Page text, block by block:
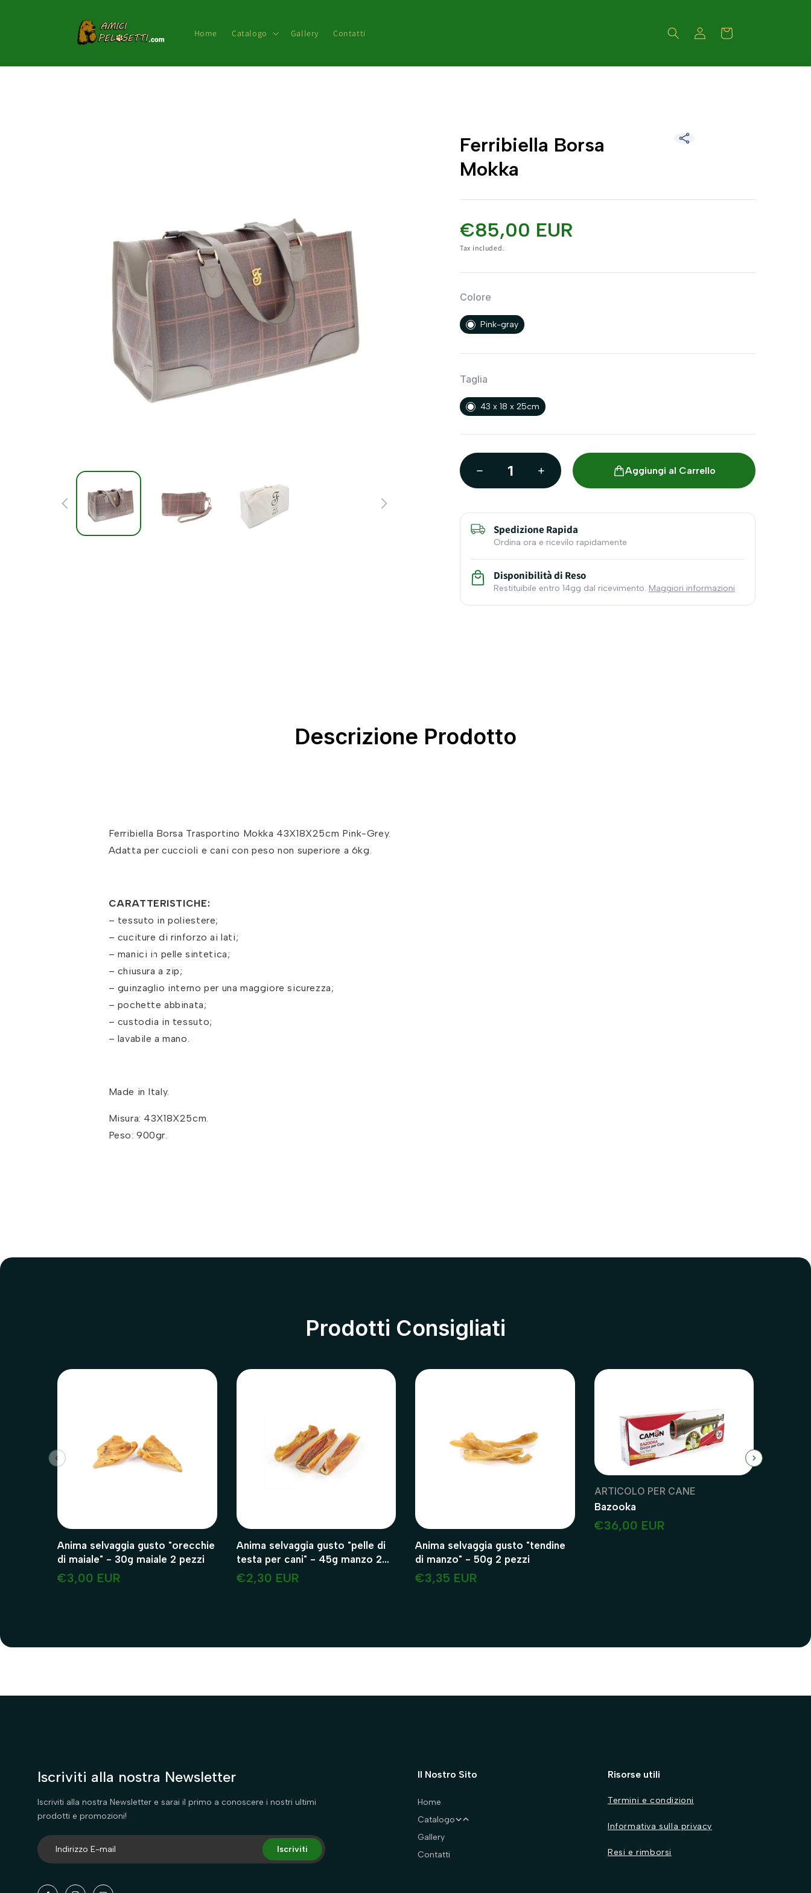
Home Catalogo Gallery Contatti Accedi Carrello
Ferribiella Borsa
Mokka
€85,00 EUR
Tax included.
Colore
Pink-gray
Taglia
43 x 18 x 25cm
Aggiungi al Carrello
Spedizione Rapida
Ordina ora e ricevilo rapidamente
Disponibilità di Reso
Restituibile entro 14gg dal ricevimento. Maggiori informazioni
Descrizione Prodotto
Ferribiella Borsa Trasportino Mokka 43X18X25cm Pink-Grey.
Adatta per cuccioli e cani con peso non superiore a 6kg.
CARATTERISTICHE:
– tessuto in poliestere;
– cuciture di rinforzo ai lati;
– manici in pelle sintetica;
– chiusura a zip;
– guinzaglio interno per una maggiore sicurezza;
– pochette abbinata;
– custodia in tessuto;
– lavabile a mano.
Made in Italy.
Misura: 43X18X25cm.
Peso: 900gr.
Prodotti Consigliati
Anima selvaggia gusto "orecchie
di maiale" - 30g maiale 2 pezzi
€3,00 EUR
Anima selvaggia gusto "pelle di
testa per cani" - 45g manzo 2
pezzi
€2,30 EUR
Anima selvaggia gusto "tendine
di manzo" - 50g 2 pezzi
€3,35 EUR
ARTICOLO PER CANE
Bazooka
€36,00 EUR
Iscriviti alla nostra Newsletter
Iscriviti alla nostra Newsletter e sarai il primo a conoscere i nostri ultimi
prodotti e promozioni!
Iscriviti
Il Nostro Sito
Home
Catalogo
Cani
Abbigliamento
Gatti
Gallery
Contatti
Risorse utili
Termini e condizioni
Informativa sulla privacy
Resi e rimborsi